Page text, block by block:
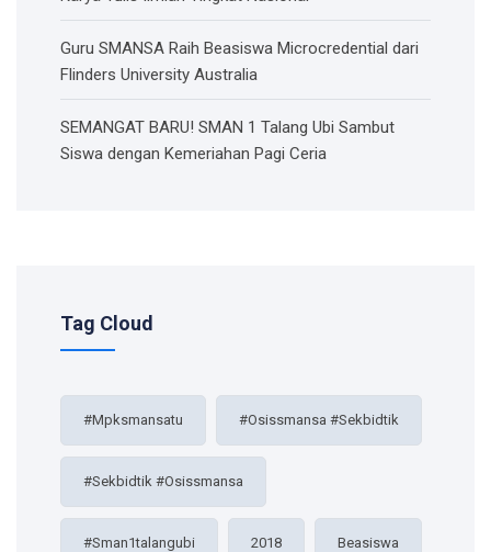
Guru SMANSA Raih Beasiswa Microcredential dari
Flinders University Australia
SEMANGAT BARU! SMAN 1 Talang Ubi Sambut
Siswa dengan Kemeriahan Pagi Ceria
Tag Cloud
#mpksmansatu #osissmansa #sekbidtik
#sekbidtik #osissmansa
#sman1talangubi 2018 Beasiswa